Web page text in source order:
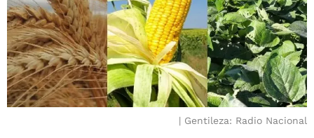
Gentileza: Radio Nacional